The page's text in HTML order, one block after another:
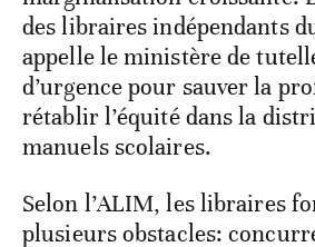
des libraires indépendants
appelle le ministère de
d’urgence pour sauver la
rétablir l’équité dans la
manuels scolaires.
Selon l’ALIM, les libraires
plusieurs obstacles: